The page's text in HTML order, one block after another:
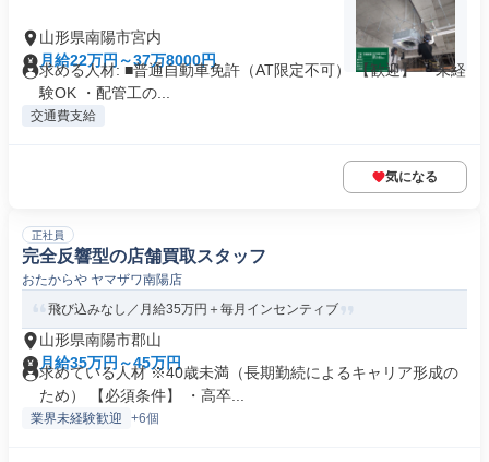
山形県南陽市宮内
月給22万円～37万8000円
求める人材: ■普通自動車免許（AT限定不可） 【歓迎】 ・未経
験OK ・配管工の...
交通費支給
気になる
正社員
完全反響型の店舗買取スタッフ
おたからや ヤマザワ南陽店
飛び込みなし／月給35万円＋毎月インセンティブ
山形県南陽市郡山
月給35万円～45万円
求めている人材 ※40歳未満（長期勤続によるキャリア形成の
ため） 【必須条件】 ・高卒...
業界未経験歓迎 +6個